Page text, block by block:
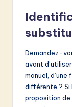
Demandez-
avant
manuel,
différente ? Si
proposition